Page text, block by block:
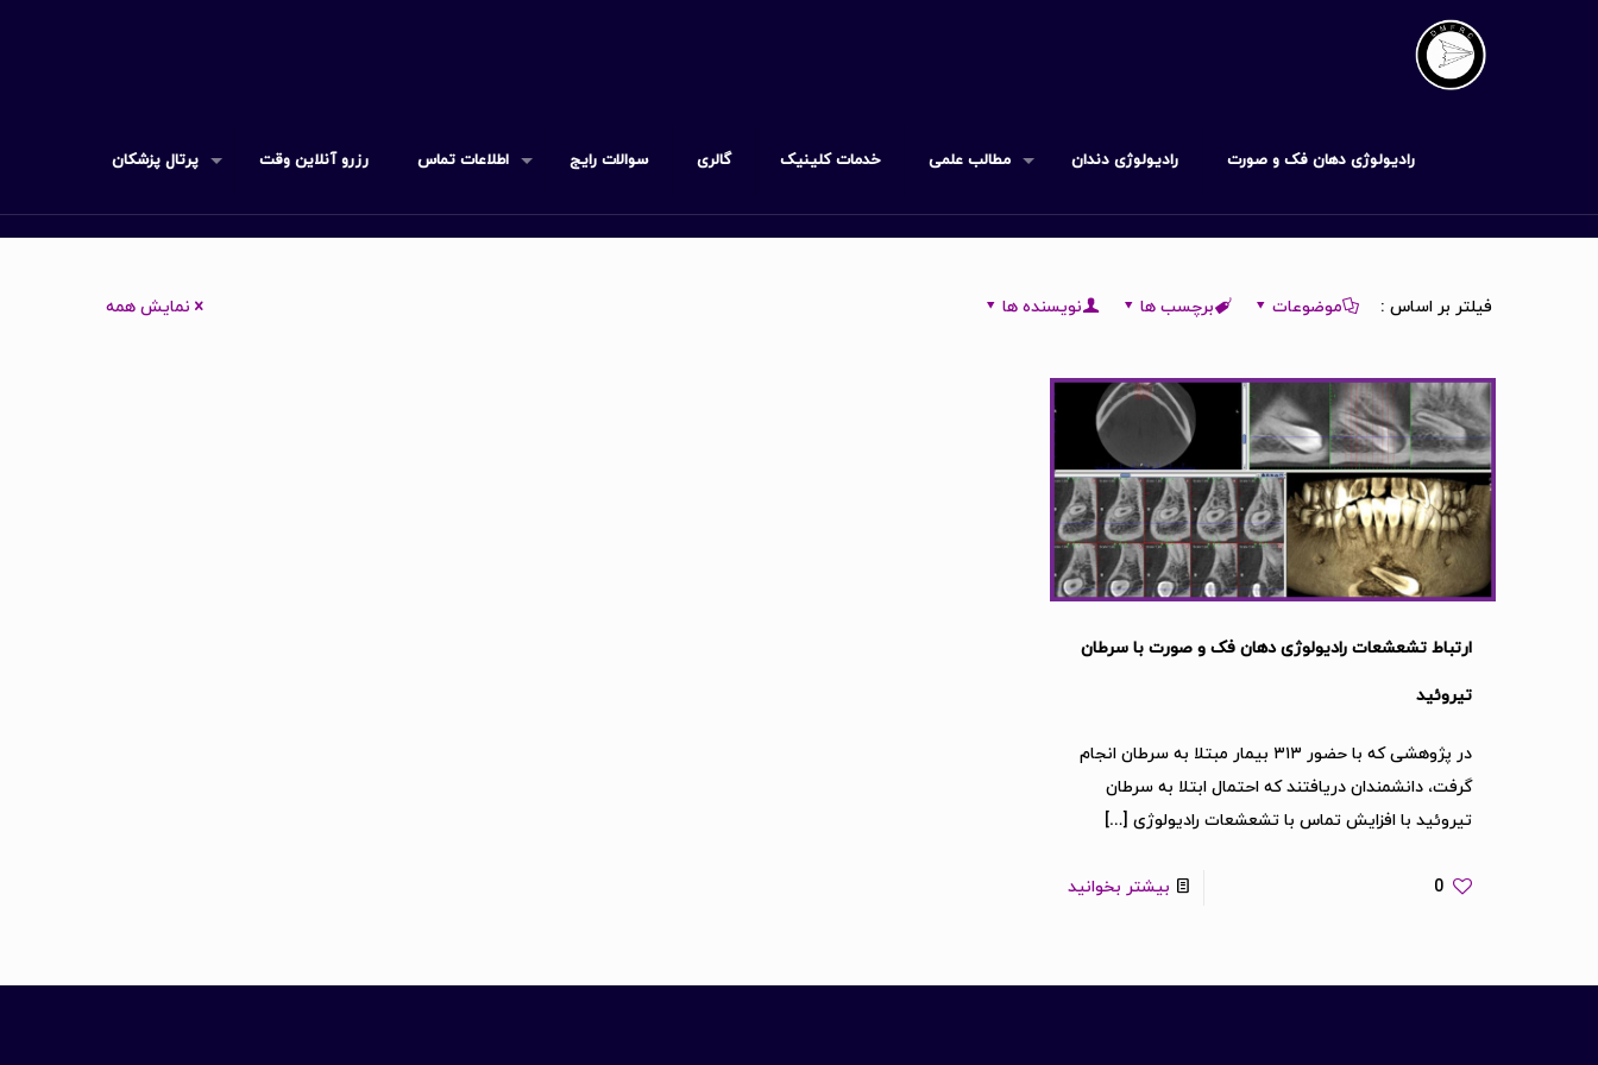
رادیولوژی دهان فک و صورت رادیولوژی دندان مطالب علمی خدمات کلینیک گالری سوالات رایج اطلاعات تماس رزرو آنلاین وقت پرتال پزشکان
فیلتر بر اساس : موضوعات برچسب ها نویسنده ها نمایش همه
ارتباط تشعشعات رادیولوژی دهان فک و صورت با سرطان
تیروئید
در پژوهشی که با حضور ۳۱۳ بیمار مبتلا به سرطان انجام
گرفت، دانشمندان دریافتند که احتمال ابتلا به سرطان
تیروئید با افزایش تماس با تشعشعات رادیولوژی[…]
0 بیشتر بخوانید